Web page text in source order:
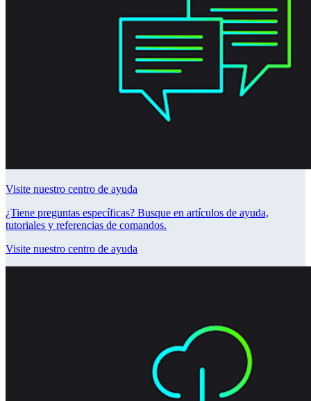
Visite nuestro centro de ayuda
¿Tiene preguntas específicas? Busque en artículos de ayuda,
tutoriales y referencias de comandos.
Visite nuestro centro de ayuda